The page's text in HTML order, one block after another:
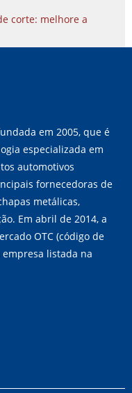
corte: melhore a
em 2005, que é
especializada em
automotivos
fornecedoras de
metálicas,
Em abril de 2014, a
OTC (código de
listada na